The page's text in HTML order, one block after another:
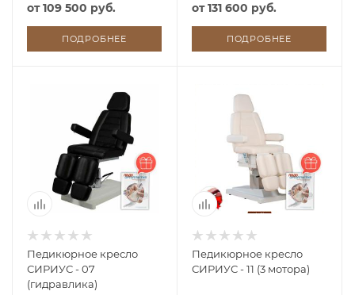
от109 500 руб.
ПОДРОБНЕЕ
от131 600 руб.
ПОДРОБНЕЕ
Педикюрное кресло
СИРИУС - 07
(гидравлика)
Педикюрное кресло
СИРИУС - 11 (3 мотора)